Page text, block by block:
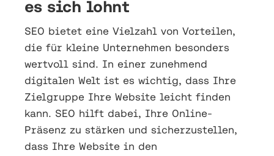
es sich lohnt
SEO bietet eine Vielzahl von Vorteilen,
die für kleine Unternehmen besonders
wertvoll sind. In einer zunehmend
digitalen Welt ist es wichtig, dass Ihre
Zielgruppe Ihre Website leicht finden
kann. SEO hilft dabei, Ihre Online-
Präsenz zu stärken und sicherzustellen,
dass Ihre Website in den